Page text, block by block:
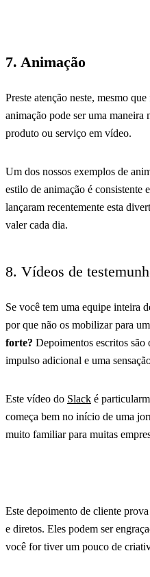
7. Animação
Preste atenção neste, mesmo
animação pode ser uma
produto ou serviço em vídeo.
Um dos nossos exemplos de
estilo de animação é consistente
lançaram recentemente esta
valer cada dia.
8. Vídeos de
Se você tem uma equipe inteira
por que não os mobilizar para um
forte? Depoimentos escritos
impulso adicional e uma
Este vídeo do Slack é
começa bem no início de uma
muito familiar para muitas
Este depoimento de cliente
e diretos. Eles podem ser
você for tiver um pouco de